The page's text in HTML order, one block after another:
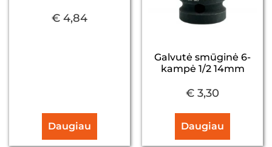
€ 4,84
Daugiau
Galvutė smūginė 6-
kampė 1/2 14mm
€ 3,30
Daugiau